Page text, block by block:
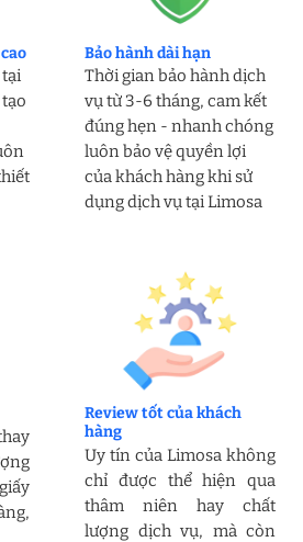
Bảo hành dài hạn
Thời gian bảo hành dịch
vụ từ 3-6 tháng, cam kết
đúng hẹn - nhanh chóng
luôn bảo vệ quyền lợi
của khách hàng khi sử
dụng dịch vụ tại Limosa
Review tốt của khách
hàng
Uy tín của Limosa không
chỉ được thể hiện qua
thâm niên hay chất
lượng dịch vụ, mà còn